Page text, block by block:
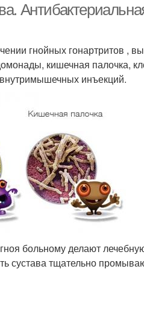
гнойных гонартритов ,
кишечная палочка,
внутримышечных инъекций.
больному делают
сустава тщательно